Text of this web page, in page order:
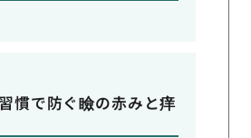
慣で防ぐ瞼の赤みと痒